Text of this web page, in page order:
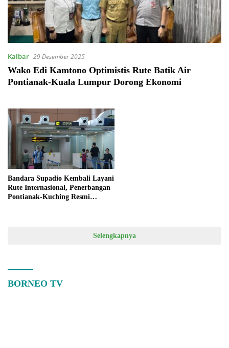
Kalbar 29 Desember 2025
Wako Edi Kamtono Optimistis Rute Batik Air
Pontianak-Kuala Lumpur Dorong Ekonomi
Bandara Supadio Kembali Layani
Rute Internasional, Penerbangan
Pontianak-Kuching Resmi
Selengkapnya
BORNEO TV